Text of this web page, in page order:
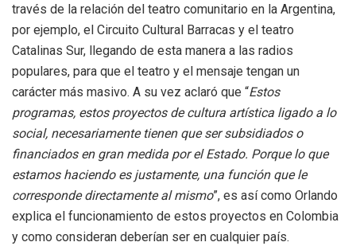
través de la relación del teatro comunitario en la Argentina,
por ejemplo, el Circuito Cultural Barracas y el teatro
Catalinas Sur, llegando de esta manera a las radios
populares, para que el teatro y el mensaje tengan un
carácter más masivo. A su vez aclaró que “Estos
programas, estos proyectos de cultura artística ligado a lo
social, necesariamente tienen que ser subsidiados o
financiados en gran medida por el Estado. Porque lo que
estamos haciendo es justamente, una función que le
corresponde directamente al mismo”, es así como Orlando
explica el funcionamiento de estos proyectos en Colombia
y como consideran deberían ser en cualquier país.